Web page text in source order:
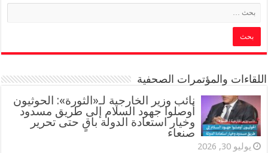
اللقاءات والمؤتمرات الصحفية
‏نائب وزير الخارجية لـ«الثورة»: الحوثيون
أوصلوا جهود السلام إلى طريق مسدود
وخيار استعادة الدولة باقٍ حتى تحرير
صنعاء
يوليو 30, 2026